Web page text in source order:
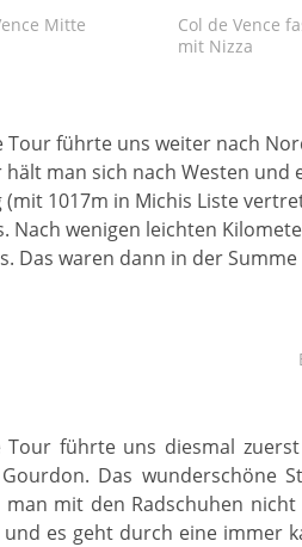
Mitte
Col de Vence
mit Nizza
Tour führte uns weiter nach
hält man sich nach Westen
(mit 1017m in Michis Liste
Nach wenigen leichten
Das waren dann in der
führte uns diesmal
Das wunderschöne
man mit den Radschuhen
es geht durch eine immer